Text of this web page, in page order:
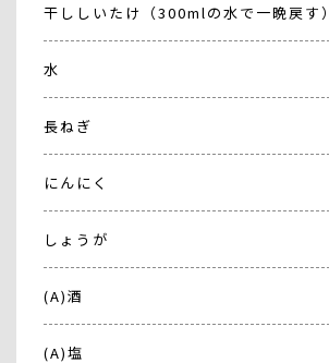
干ししいたけ（300mlの水で一晩戻す）
水
長ねぎ
にんにく
しょうが
(A)酒
(A)塩